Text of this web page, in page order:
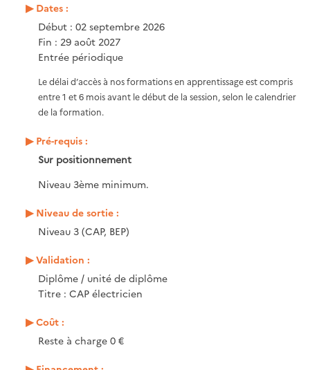
Dates :
Début : 02 septembre 2026
Fin : 29 août 2027
Entrée périodique
Le délai d’accès à nos formations en apprentissage est compris
entre 1 et 6 mois avant le début de la session, selon le calendrier
de la formation.
Pré-requis :
Sur positionnement
Niveau 3ème minimum.
Niveau de sortie :
Niveau 3 (CAP, BEP)
Validation :
Diplôme / unité de diplôme
Titre : CAP électricien
Coût :
Reste à charge 0 €